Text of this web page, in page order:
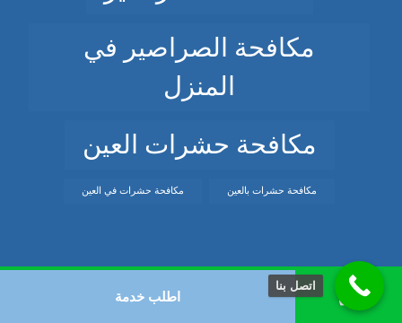
مكافحة الصراصير في
المنزل
مكافحة حشرات العين
مكافحة حشرات بالعين مكافحة حشرات في العين
© حقوق النشر 2026. كل الحقوق محفوظة. اطلب خدمة
اتصل بنا